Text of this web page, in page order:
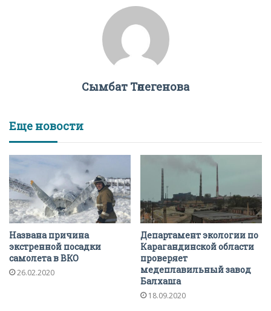
Сымбат Төлегенова
Еще новости
Названа причина
экстренной посадки
самолета в ВКО
26.02.2020
Департамент экологии по
Карагандинской области
проверяет
медеплавильный завод
Балхаша
18.09.2020